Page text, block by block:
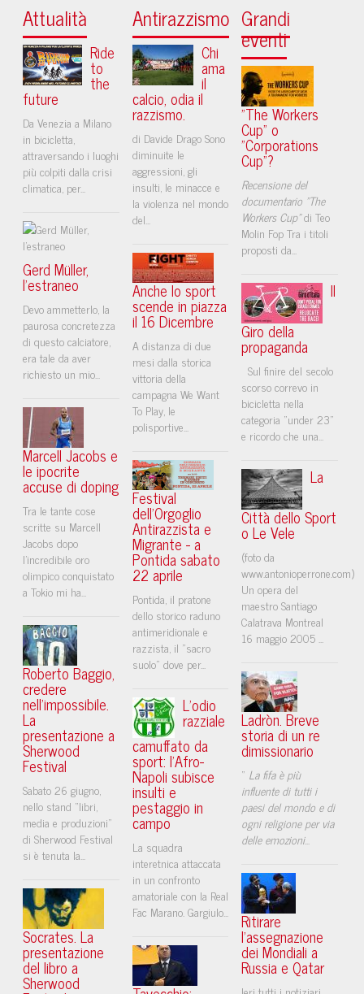
Attualità
Ride
to
the
future
Da Venezia a Milano
in bicicletta,
attraversando i luoghi
più colpiti dalla crisi
climatica, per...
Gerd Müller,
l’estraneo
Devo ammetterlo, la
paurosa concretezza
di questo calciatore,
era tale da aver
richiesto un mio...
Marcell Jacobs e
le ipocrite
accuse di doping
Tra le tante cose
scritte su Marcell
Jacobs dopo
l’incredibile oro
olimpico conquistato
a Tokio mi ha...
Roberto Baggio,
credere
nell'impossibile.
La
presentazione a
Sherwood
Festival
Sabato 26 giugno,
nello stand “libri,
media e produzioni”
di Sherwood Festival
si è tenuta la...
Socrates. La
presentazione
del libro a
Sherwood
Antirazzismo
Chi
ama
il
calcio, odia il
razzismo.
di Davide Drago Sono
diminuite le
aggressioni, gli
insulti, le minacce e
la violenza nel mondo
del...
Anche lo sport
scende in piazza
il 16 Dicembre
A distanza di due
mesi dalla storica
vittoria della
campagna We Want
To Play, le
polisportive...
Festival
dell'Orgoglio
Antirazzista e
Migrante - a
Pontida sabato
22 aprile
Pontida, il pratone
dello storico raduno
antimeridionale e
razzista, il "sacro
suolo" dove per...
L’odio
razziale
camuffato da
sport: l’Afro-
Napoli subisce
insulti e
pestaggio in
campo
La squadra
interetnica attaccata
in un confronto
amatoriale con la Real
Fac Marano. Gargiulo...
Grandi
eventi
"The Workers
Cup" o
"Corporations
Cup"?
Recensione del
documentario "The
Workers Cup"di Teo
Molin Fop Tra i titoli
proposti da...
Il
Giro della
propaganda
Sul finire del secolo
scorso correvo in
bicicletta nella
categoria "under 23"
e ricordo che una...
La
Città dello Sport
o Le Vele
(foto da
www.antonioperrone.com)
Un opera del
maestro Santiago
Calatrava Montreal
16 maggio 2005 ...
Ladròn. Breve
storia di un re
dimissionario
“ La fifa è più
influente di tutti i
paesi del mondo e di
ogni religione per via
delle emozioni...
Ritirare
l'assegnazione
dei Mondiali a
Russia e Qatar